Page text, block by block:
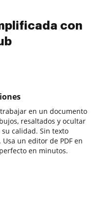
con
en un documento
resaltados y ocultar
calidad. Sin texto
un editor de PDF en
en minutos.